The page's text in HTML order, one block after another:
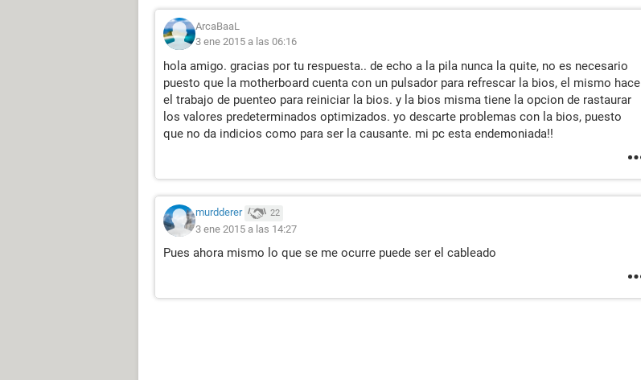
ArcaBaaL
3 ene 2015 a las 06:16
hola amigo. gracias por tu respuesta.. de echo a la pila nunca la quite, no es necesario
puesto que la motherboard cuenta con un pulsador para refrescar la bios, el mismo hace
el trabajo de puenteo para reiniciar la bios. y la bios misma tiene la opcion de rastaurar
los valores predeterminados optimizados. yo descarte problemas con la bios, puesto
que no da indicios como para ser la causante. mi pc esta endemoniada!!
murdderer 22
3 ene 2015 a las 14:27
Pues ahora mismo lo que se me ocurre puede ser el cableado